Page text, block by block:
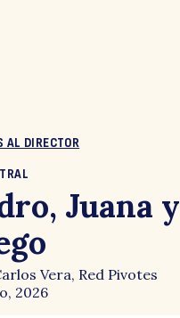
AL DIRECTOR
Juana y
Vera, Red Pivotes
2026